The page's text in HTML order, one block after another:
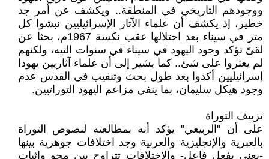
ووجودهم التاريخي في المنطقة.. ويكشف عن أمر جد
خطير، إذ يكشف أن علماء الآتار الإسرائيليين نبشوا كل
متر في سيناء بعد احتلالها عقب نكسة 1967م، بحثا عن
لقىً تؤكد وجود اليهود في سيناء في سنوات التيه، ولكنهم
لم يعثروا على شئ.. كما يشير إلى أن علماء آثاريين يهودا
إسرائيليين أكدوا بعد طول بحث وتنقيب في القدس عدم
وجود هيكل سليمان، بما ينفي مزاعم اليهود التوراتيين.
تزييف التوراة
على أن "الربيعي" يؤكد أنه بمطالعته لنصوص التوراة
بالعبرية والإنجليزية والعربية وجد اختلافات جوهرية بينها
-يعني بفعل فاعل- والاختلافات تتراوح بين محو وإثبات